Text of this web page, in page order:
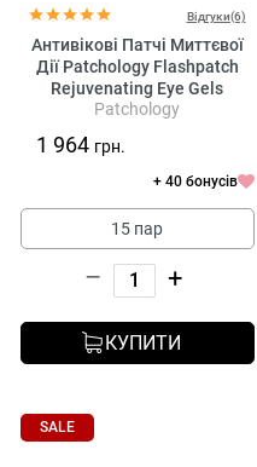
Відгуки(6)
Антивікові Патчі Миттєвої
Дії Patchology Flashpatch
Rejuvenating Eye Gels
Patchology
1 964 грн.
+ 40 бонусів
15 пар
– +
КУПИТИ
SALE